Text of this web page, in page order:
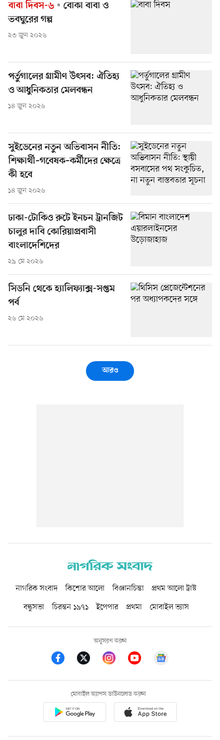
বাবা দিবস-৬
বোকা বাবা ও
ভবঘুরের গল্প
২৩ জুন ২০২৬
পর্তুগালের গ্রামীণ উৎসব: ঐতিহ্য
ও আধুনিকতার মেলবন্ধন
১৪ জুন ২০২৬
সুইডেনের নতুন অভিবাসন নীতি:
শিক্ষার্থী–গবেষক–কর্মীদের ক্ষেত্রে
কী হবে
১৪ জুন ২০২৬
ঢাকা-টোকিও রুটে ইনচন ট্রানজিট
চালুর দাবি কোরিয়াপ্রবাসী
বাংলাদেশিদের
২৯ মে ২০২৬
সিডনি থেকে হ্যালিফ্যাক্স-সপ্তম
পর্ব
২৬ মে ২০২৬
আরও
নাগরিক সংবাদ কিশোর আলো বিজ্ঞানচিন্তা
প্রথম আলো ট্রাস্ট
বন্ধুসভা
চিরন্তন ১৯৭১ ইপেপার প্রথমা মোবাইল ভ্যাস
অনুসরণ করুন
মোবাইল অ্যাপস ডাউনলোড করুন